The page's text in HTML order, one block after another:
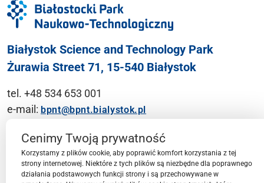
Białystok Science and Technology Park
Żurawia Street 71, 15-540 Białystok
tel. +48 534 653 001
e-mail: bpnt@bpnt.bialystok.pl
Contact
Cenimy Twoją prywatność
Korzystamy z plików cookie, aby poprawić komfort korzystania z tej
strony internetowej. Niektóre z tych plików są niezbędne dla poprawnego
działania podstawowych funkcji strony i są przechowywane w